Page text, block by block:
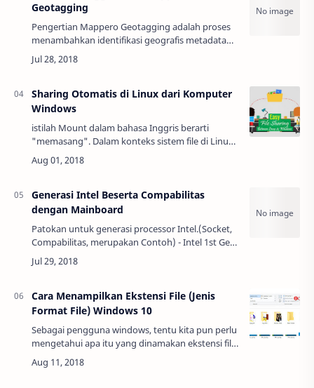
Geotagging
Pengertian Mappero Geotagging adalah proses
menambahkan identifikasi geografis metadata
untuk berbagai media seperti photo, video,
website, atau RSS feed dan merupakan bentu…
Sharing Otomatis di Linux dari Komputer
Windows
istilah Mount dalam bahasa Inggris berarti
"memasang". Dalam konteks sistem file di Linux
MOUNT adalah proses memasang obyek file
sistem ke direktori tertentu di sistem Linux. S…
Generasi Intel Beserta Compabilitas
dengan Mainboard
Patokan untuk generasi processor Intel.(Socket,
Compabilitas, merupakan Contoh) - Intel 1st Gen
(Nehalem)Socket Processor : LGA
1156Compabilitas Mainboard : P55, H55 - Intel
Cara Menampilkan Ekstensi File (Jenis
Format File) Windows 10
Sebagai pengguna windows, tentu kita pun perlu
mengetahui apa itu yang dinamakan ekstensi file.
Dengan demikian, kita bisa mengedit jenis format
file, melakukan pencarian secara …